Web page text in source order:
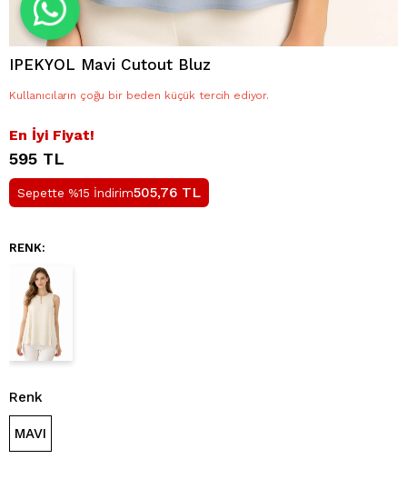
IPEKYOL Mavi Cutout Bluz
Kullanıcıların çoğu bir beden küçük tercih ediyor.
En İyi Fiyat!
595 TL
Sepette %15 İndirim505,76 TL
RENK:
Renk
MAVI